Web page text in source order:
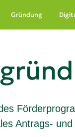
Gründung
Antrags-